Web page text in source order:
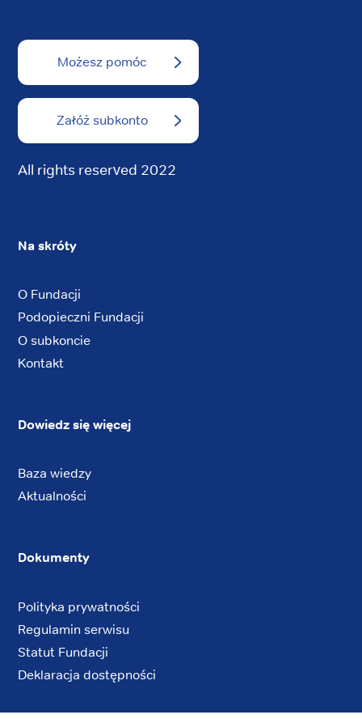
Możesz pomóc
Załóż subkonto
All rights reserved 2022
Na skróty
O Fundacji
Podopieczni Fundacji
O subkoncie
Kontakt
Dowiedz się więcej
Baza wiedzy
Aktualności
Dokumenty
Polityka prywatności
Regulamin serwisu
Statut Fundacji
Deklaracja dostępności